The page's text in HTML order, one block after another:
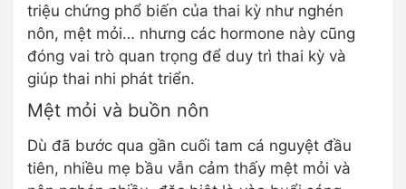
triệu chứng phổ biến của thai kỳ như nghén
nôn, mệt mỏi… nhưng các hormone này cũng
đóng vai trò quan trọng để duy trì thai kỳ và
giúp thai nhi phát triển.
Mệt mỏi và buồn nôn
Dù đã bước qua gần cuối tam cá nguyệt đầu
tiên, nhiều mẹ bầu vẫn cảm thấy mệt mỏi và